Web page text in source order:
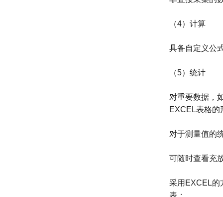
（4）计算
具备自定义公
（5）统计
对重要数据，
EXCEL表格的
对于测量值的
可随时查看充
采用EXCEL的
表；